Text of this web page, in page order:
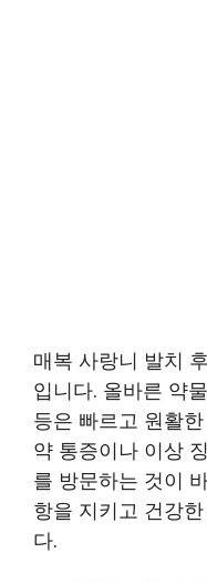
매복 사랑니 발치
입니다. 올바른 약
등은 빠르고 원활
약 통증이나 이상
를 방문하는 것이
항을 지키고 건강
다.